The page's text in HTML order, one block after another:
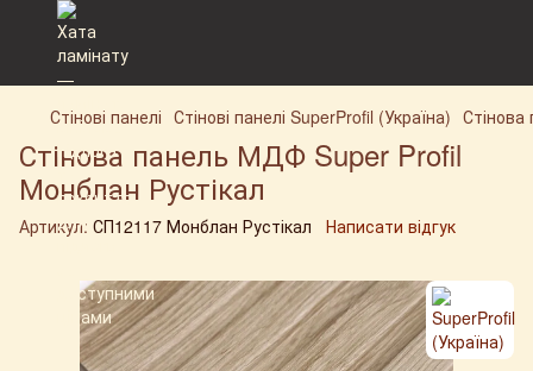
Стінові панелі Стінові панелі SuperProfil (Україна)
Стінова панель МДФ Super Profil
Монблан Рустікал
Артикул: СП12117 Монблан Рустікал Написати відгук